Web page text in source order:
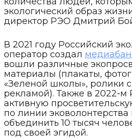
экологический образ
директор РЭО Дмитрий
В 2021 году Российский
оператор создал
вошли различные
материалы (плакаты,
«Зеленой школы», ролики
рекламой). Также в 2022-м
активную
по линии
объединить 10 тысяч
под своей эгидой.